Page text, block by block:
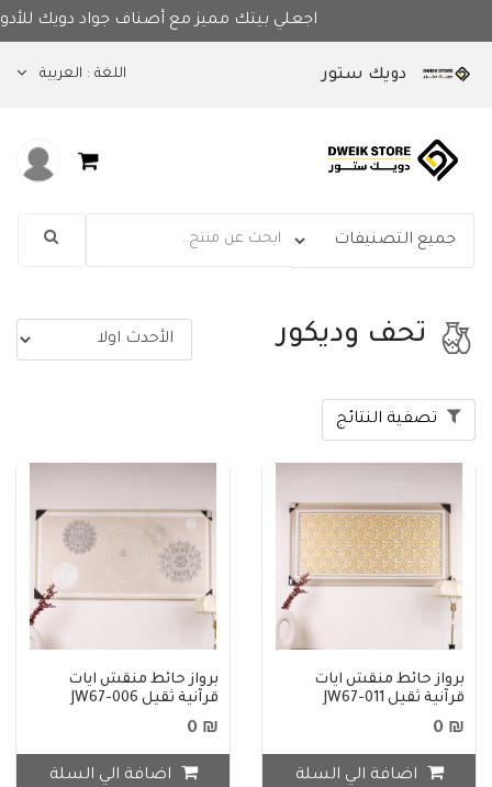
اجعلي
دويك ستور اللغة : العربية
تحف وديكور
تصفية النتائج
برواز حائط منقش ايات
قرآنية ثقيل JW67-011
₪ 0
اضافة الي السلة
برواز حائط منقش ايات
قرآنية ثقيل JW67-006
₪ 0
اضافة الي السلة